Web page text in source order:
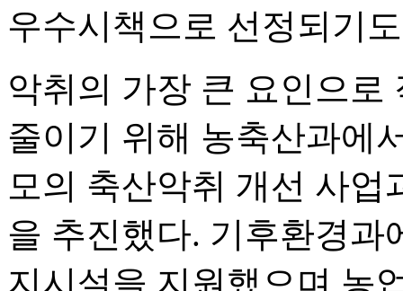
우수시책으로 선정되기
악취의 가장 큰 요인으로
줄이기 위해 농축산과에
모의 축산악취 개선 사업
을 추진했다. 기후환경과
지시설을 지원했으며 농